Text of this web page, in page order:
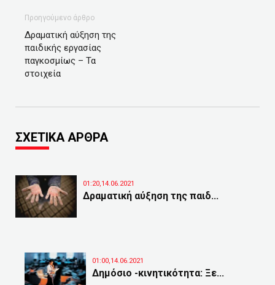
Προηγούμενο άρθρο
Δραματική αύξηση της
παιδικής εργασίας
παγκοσμίως – Τα
στοιχεία
ΣΧΕΤΙΚΑ ΑΡΘΡΑ
01:20,14.06.2021
Δραματική αύξηση της παιδ...
01:00,14.06.2021
Δημόσιο -κινητικότητα: Ξε...